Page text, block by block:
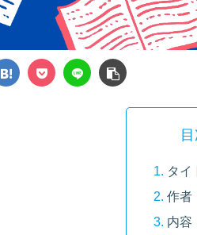
タイ
作者
内容